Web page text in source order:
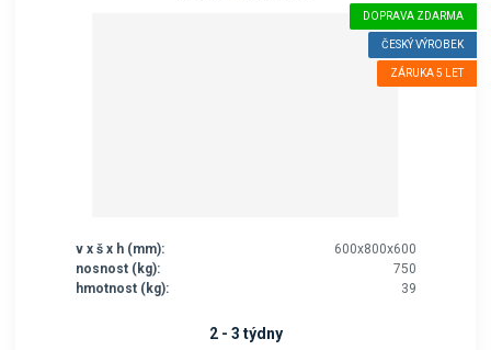
DOPRAVA ZDARMA
ČESKÝ VÝROBEK
ZÁRUKA 5 LET
v x š x h (mm):
600x800x600
nosnost (kg):
750
hmotnost (kg):
39
2 - 3 týdny